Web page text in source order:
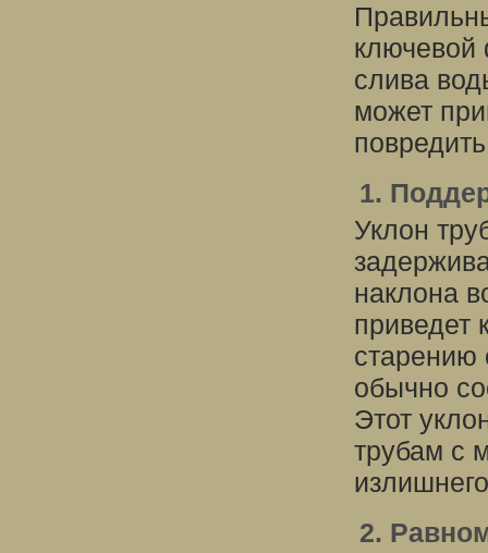
ключевой
слива
может
1.
Уклон
наклона
приведет
старению
обычно
Этот
трубам с
2.